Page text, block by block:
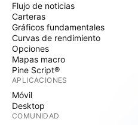
Flujo de noticias
Carteras
Gráficos fundamentales
Curvas de rendimiento
Opciones
Mapas macro
Pine Script®
APLICACIONES
Móvil
Desktop
COMUNIDAD